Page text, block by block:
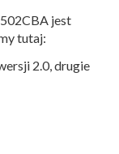
jest
tutaj:
2.0, drugie